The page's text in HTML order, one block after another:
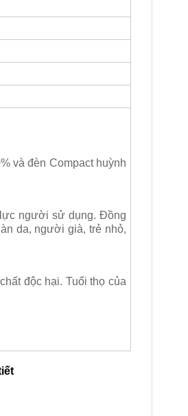
và đèn Compact huỳnh
người sử dụng. Đồng
da, người già, trẻ nhỏ,
độc hại. Tuổi thọ của